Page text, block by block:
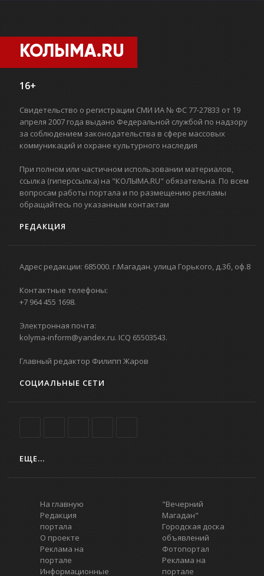
КОЛЫМА.RU
16+
Свидетельство о регистрации СМИ ИА № ФС 77-27833 от 19
апреля 2007 года выдано Федеральной службой по надзору
за соблюдением законодательства в сфере массовых
коммуникаций и охране культурного наследия
При полном или частичном использовании материалов,
ссылка (гиперссылка) на "КОЛЫМА.RU" обязательна. По всем
вопросам работы портала и по размещению рекламы
обращайтесь по указанным контактам
РЕДАКЦИЯ
Адрес редакции: 685000. г.Магадан. улица Горького, д.3б, оф.8
Контактные телефоны:
+7 964 455 1698.
Электронная почта:
kolyma-inform@yandex.ru. ICQ 65503543.
Главный редактор Филипп Жаров
СОЦИАЛЬНЫЕ СЕТИ
ЕЩЕ...
На главную
Редакция
портала
О проекте
Реклама на
портале
Информационные
"Вечерний
Магадан"
Городская доска
объявлений
Фотопортал
Реклама на
портале